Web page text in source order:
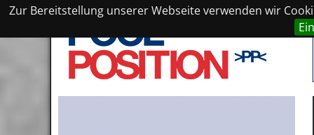
Zur Bereitstellung unserer Webseite verwenden wir